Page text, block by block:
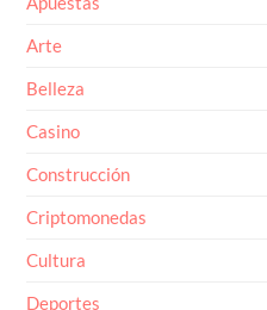
Arte
Belleza
Casino
Construcción
Criptomonedas
Cultura
Deportes